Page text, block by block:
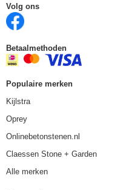
Volg ons
Betaalmethoden
Populaire merken
Kijlstra
Oprey
Onlinebetonstenen.nl
Claessen Stone + Garden
Alle merken